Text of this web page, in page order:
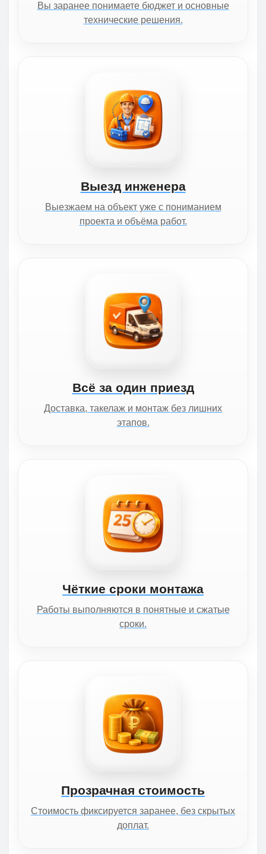
Вы заранее понимаете бюджет и основные
технические решения.
Выезд инженера
Выезжаем на объект уже с пониманием
проекта и объёма работ.
Всё за один приезд
Доставка, такелаж и монтаж без лишних
этапов.
Чёткие сроки монтажа
Работы выполняются в понятные и сжатые
сроки.
Прозрачная стоимость
Стоимость фиксируется заранее, без скрытых
доплат.